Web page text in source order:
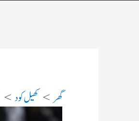
گھر کھیل کود